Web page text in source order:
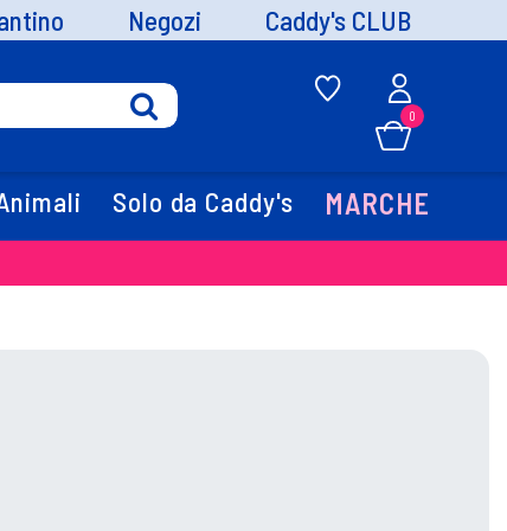
Negozi Caddy's CLUB
0
Solo da Caddy's MARCHE